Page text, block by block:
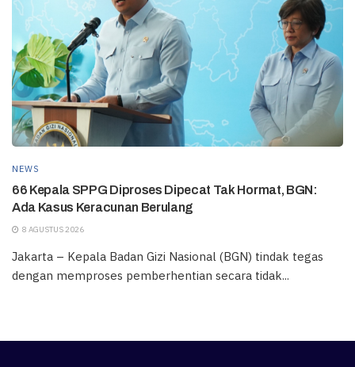
NEWS
66 Kepala SPPG Diproses Dipecat Tak Hormat, BGN:
Ada Kasus Keracunan Berulang
8 AGUSTUS 2026
Jakarta – Kepala Badan Gizi Nasional (BGN) tindak tegas
dengan memproses pemberhentian secara tidak...